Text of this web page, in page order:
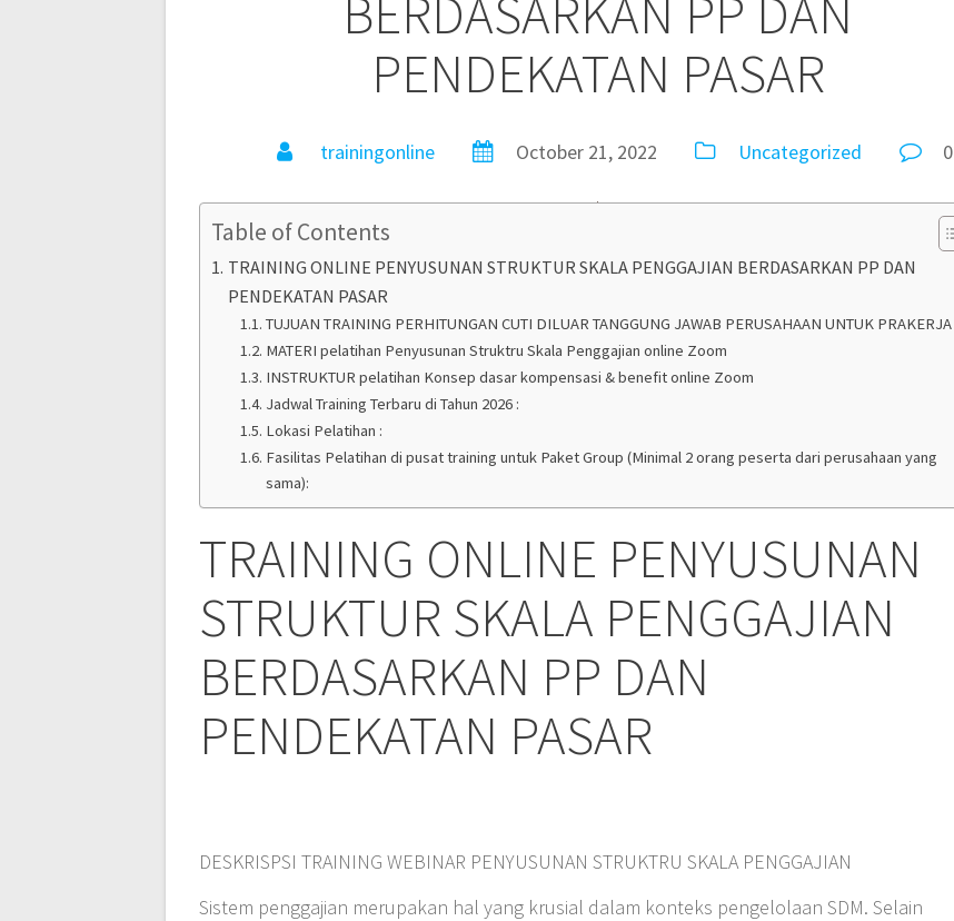
BERDASARKAN PP DAN
PENDEKATAN PASAR
trainingonline October 21, 2022 Uncategorized 0
Table of Contents
TRAINING ONLINE PENYUSUNAN STRUKTUR SKALA PENGGAJIAN BERDASARKAN PP DAN
PENDEKATAN PASAR
TUJUAN TRAINING PERHITUNGAN CUTI DILUAR TANGGUNG JAWAB PERUSAHAAN UNTUK PRAKERJA
MATERI pelatihan Penyusunan Struktru Skala Penggajian online Zoom
INSTRUKTUR pelatihan Konsep dasar kompensasi & benefit online Zoom
Jadwal Training Terbaru di Tahun 2026 :
Lokasi Pelatihan :
Fasilitas Pelatihan di pusat training untuk Paket Group (Minimal 2 orang peserta dari perusahaan yang
sama):
TRAINING ONLINE PENYUSUNAN
STRUKTUR SKALA PENGGAJIAN
BERDASARKAN PP DAN
PENDEKATAN PASAR
DESKRISPSI TRAINING WEBINAR PENYUSUNAN STRUKTRU SKALA PENGGAJIAN
Sistem penggajian merupakan hal yang krusial dalam konteks pengelolaan SDM. Selain